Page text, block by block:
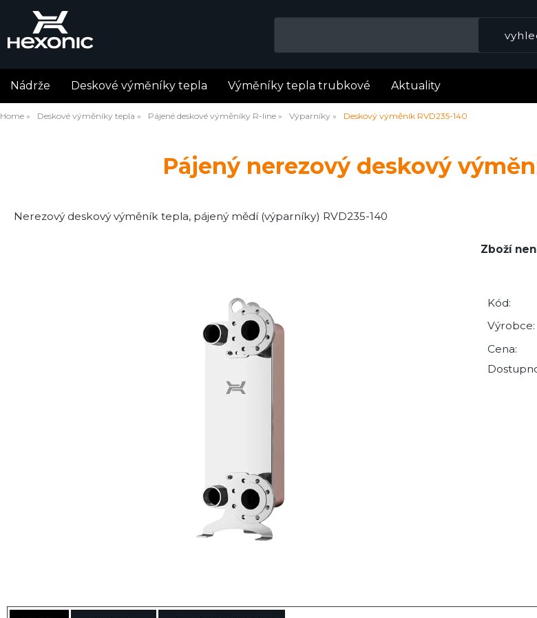
Nádrže Deskové výměníky tepla Výměníky tepla trubkové Aktuality
Home Deskové výměníky tepla Pájené deskové výměníky R-line Výparníky Deskový výměník RVD235-140
Pájený nerezový deskový
Nerezový deskový výměník tepla, pájený mědí (výparníky) RVD235-140
Zboží
Kód:
Výrobce:
Cena: